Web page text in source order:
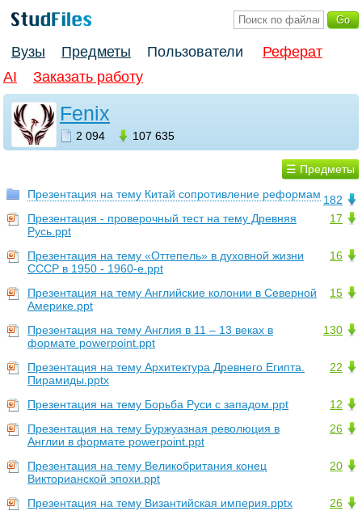
Вузы Предметы Пользователи
Реферат
AI
Заказать работу
Fenix
2 094 107 635
☰ Предметы
182
Презентация на тему Китай сопротивление реформам
17
Презентация - проверочный тест на тему Древняя
Русь.ppt
16
Презентация на тему «Оттепель» в духовной жизни
СССР в 1950 - 1960-е.ppt
15
Презентация на тему Английские колонии в Северной
Америке.ppt
130
Презентация на тему Англия в 11 – 13 веках в
формате powerpoint.ppt
22
Презентация на тему Архитектура Древнего Египта.
Пирамиды.pptx
12
Презентация на тему Борьба Руси с западом.ppt
26
Презентация на тему Буржуазная революция в
Англии в формате powerpoint.ppt
20
Презентация на тему Великобритания конец
Викторианской эпохи.ppt
26
Презентация на тему Византийская империя.pptx